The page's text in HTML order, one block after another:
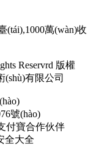
(tái),1000萬(wàn)收
Reservrd 版權
(shù)有限公司
號(hào)